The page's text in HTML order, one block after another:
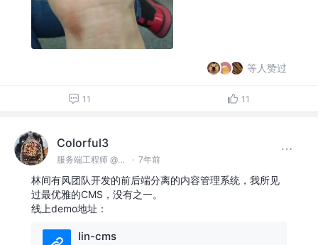
等人赞过
11 11
Colorful3
服务端工程师 @林间有风 · 7年前
林间有风团队开发的前后端分离的内容管理系统，我所见
过最优雅的CMS，没有之一。
线上demo地址：
lin-cms